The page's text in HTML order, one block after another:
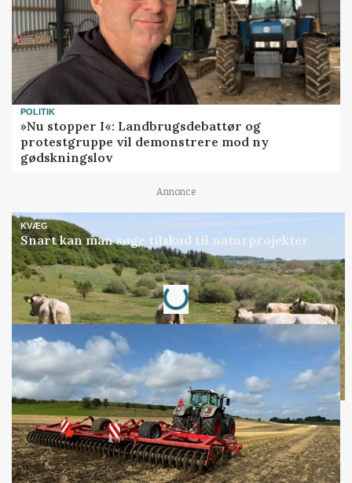
POLITIK
»Nu stopper I«: Landbrugsdebattør og
protestgruppe vil demonstrere mod ny
gødskningslov
Annonce
KVÆG
Snart kan man søge tilskud til naturprojekter
Annonce
Loading...